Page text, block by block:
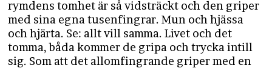
rymdens tomhet är så vidsträckt och den griper
med sina egna tusenfingrar. Mun och hjässa
och hjärta. Se: allt vill samma. Livet och det
tomma, båda kommer de gripa och trycka intill
sig. Som att det allomfingrande griper med en